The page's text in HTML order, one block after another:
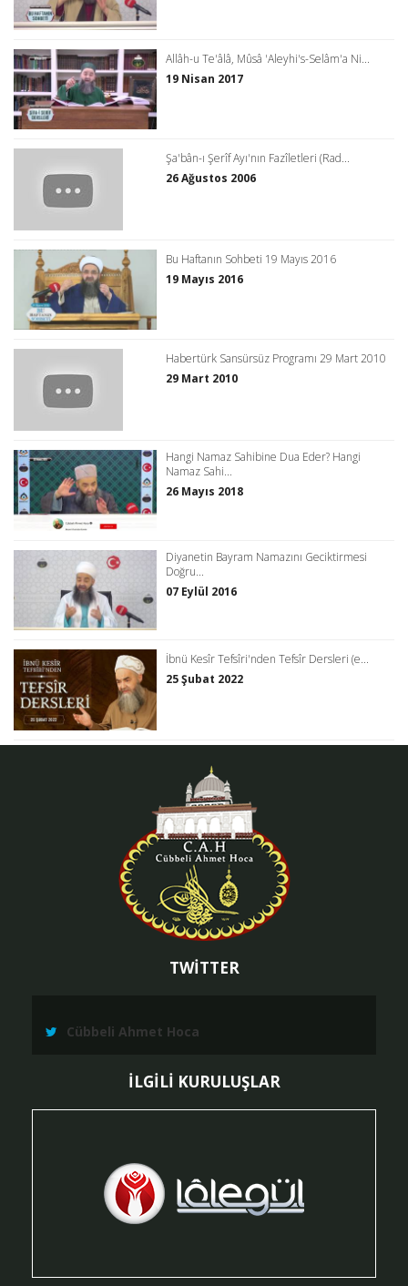
Allâh-u Te'âlâ, Mûsâ 'Aleyhi's-Selâm'a Ni...
19 Nisan 2017
Şa'bân-ı Şerîf Ayı'nın Fazîletleri (Rad...
26 Ağustos 2006
Bu Haftanın Sohbeti 19 Mayıs 2016
19 Mayıs 2016
Habertürk Sansürsüz Programı 29 Mart 2010
29 Mart 2010
Hangi Namaz Sahibine Dua Eder? Hangi
Namaz Sahi...
26 Mayıs 2018
Diyanetin Bayram Namazını Geciktirmesi
Doğru...
07 Eylül 2016
İbnü Kesîr Tefsîri'nden Tefsîr Dersleri (e...
25 Şubat 2022
TWİTTER
Cübbeli Ahmet Hoca
İLGİLİ KURULUŞLAR